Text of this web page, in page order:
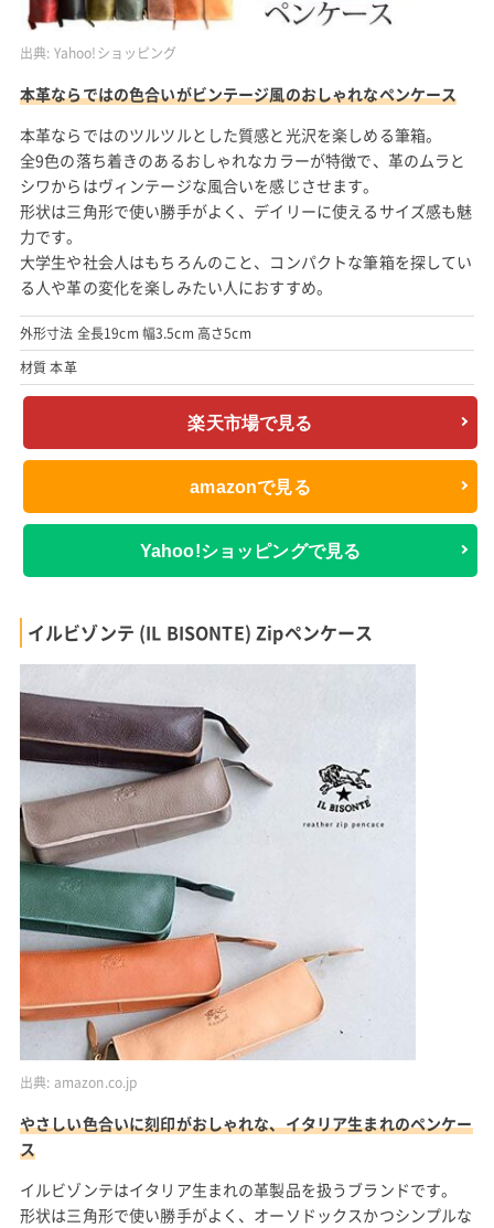
出典: Yahoo!ショッピング
本革ならではの色合いがビンテージ風のおしゃれなペンケース
本革ならではのツルツルとした質感と光沢を楽しめる筆箱。
全9色の落ち着きのあるおしゃれなカラーが特徴で、革のムラと
シワからはヴィンテージな風合いを感じさせます。
形状は三角形で使い勝手がよく、デイリーに使えるサイズ感も魅
力です。
大学生や社会人はもちろんのこと、コンパクトな筆箱を探してい
る人や革の変化を楽しみたい人におすすめ。
外形寸法 全長19cm 幅3.5cm 高さ5cm
材質 本革
楽天市場で見る
amazonで見る
Yahoo!ショッピングで見る
イルビゾンテ (IL BISONTE) Zipペンケース
出典: amazon.co.jp
やさしい色合いに刻印がおしゃれな、イタリア生まれのペンケー
ス
イルビゾンテはイタリア生まれの革製品を扱うブランドです。
形状は三角形で使い勝手がよく、オーソドックスかつシンプルな